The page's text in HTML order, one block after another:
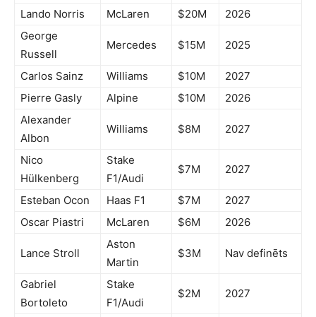
Lando Norris McLaren $20M
2026
George
Russell
Mercedes $15M 2025
Carlos Sainz Williams $10M
2027
Pierre Gasly
Alpine $10M
2026
Alexander
Albon
Williams $8M 2027
Nico
Hülkenberg
Stake
F1/Audi
$7M 2027
Esteban Ocon Haas F1 $7M
2027
Oscar Piastri
McLaren $6M 2026
Lance Stroll
Aston
Martin
$3M Nav definēts
Gabriel
Bortoleto
Stake
F1/Audi
$2M 2027